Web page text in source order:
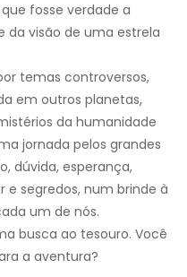
fosse verdade a
da visão de uma estrela
temas controversos,
em outros planetas,
da humanidade
jornada pelos grandes
dúvida, esperança,
e segredos, num brinde à
um de nós.
busca ao tesouro. Você
a aventura?